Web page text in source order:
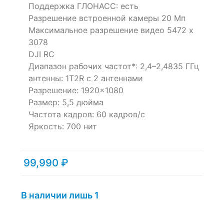
Поддержка ГЛОНАСС: есть
Разрешение встроенной камеры 20 Мп
Максимальное разрешение видео 5472 х
3078
DJI RC
Диапазон рабочих частот*: 2,4–2,4835 ГГц
антенны: 1T2R с 2 антеннами
Разрешение: 1920×1080
Размер: 5,5 дюйма
Частота кадров: 60 кадров/с
Яркость: 700 нит
99,990 ₽
В наличии лишь 1